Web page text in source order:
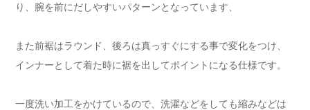
り、腕を前にだしやすいパターンとなっています、
また前裾はラウンド、後ろは真っすぐにする事で変化をつけ、
インナーとして着た時に裾を出してポイントになる仕様です。
一度洗い加工をかけているので、洗濯などをしても縮みなどは